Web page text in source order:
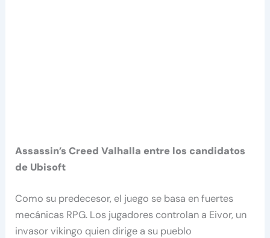
Assassin’s Creed Valhalla entre los candidatos
de Ubisoft
Como su predecesor, el juego se basa en fuertes
mecánicas RPG. Los jugadores controlan a Eivor, un
invasor vikingo quien dirige a su pueblo